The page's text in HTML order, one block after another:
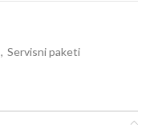
, Servisni paketi